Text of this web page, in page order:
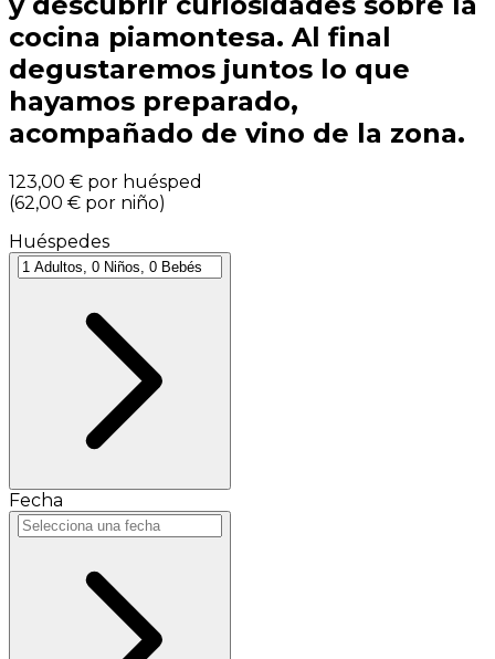
cocina piamontesa. Al final
degustaremos juntos lo que
hayamos preparado,
acompañado de vino de la zona.
123,00 € por huésped
(62,00 € por niño)
Huéspedes
Fecha